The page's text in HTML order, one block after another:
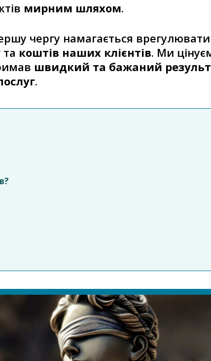
мирним шляхом.
чергу намагається врегулювати
та коштів наших клієнтів. Ми
швидкий та бажаний
.